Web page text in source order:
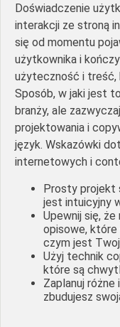
Doświadczenie
interakcji ze stroną
się od momentu
użytkownika i
użyteczność i treść,
Sposób, w jaki jest
branży, ale
projektowania i
język. Wskazówki
internetowych i
Prosty projekt
jest intuicyjny
Upewnij się,
opisowe, które
czym jest
Użyj technik
które są
Zaplanuj
zbudujesz